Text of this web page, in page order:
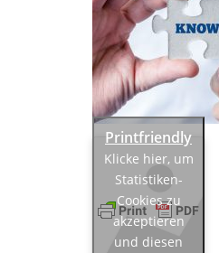
Klicke hier, um
Statistiken-
Cookies zu
akzeptieren
und diesen